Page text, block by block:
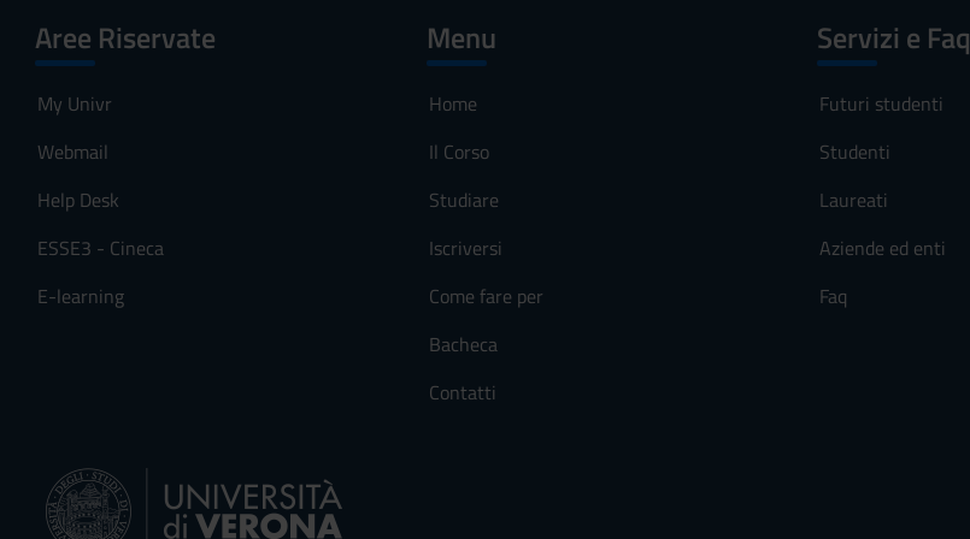
Aree Riservate
My Univr
Webmail
Help Desk
ESSE3 - Cineca
E-learning
Menu
Home
Il Corso
Studiare
Iscriversi
Come fare per
Bacheca
Contatti
Servizi e Faq
Futuri studenti
Studenti
Laureati
Aziende ed enti
Faq